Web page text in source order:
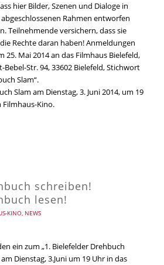
hier Bilder, Szenen und Dialoge in
Rahmen entworfen
Teilnehmende versichern, dass sie
Rechte daran haben! Anmeldungen
25. Mai 2014 an das Filmhaus Bielefeld,
Bebel-Str. 94, 33602 Bielefeld, Stichwort
Slam“.
Slam am Dienstag, 3. Juni 2014, um 19
Filmhaus-Kino.
schreiben!
lesen!
KINO, NEWS
ein zum „1. Bielefelder Drehbuch
am Dienstag, 3.Juni um 19 Uhr in das